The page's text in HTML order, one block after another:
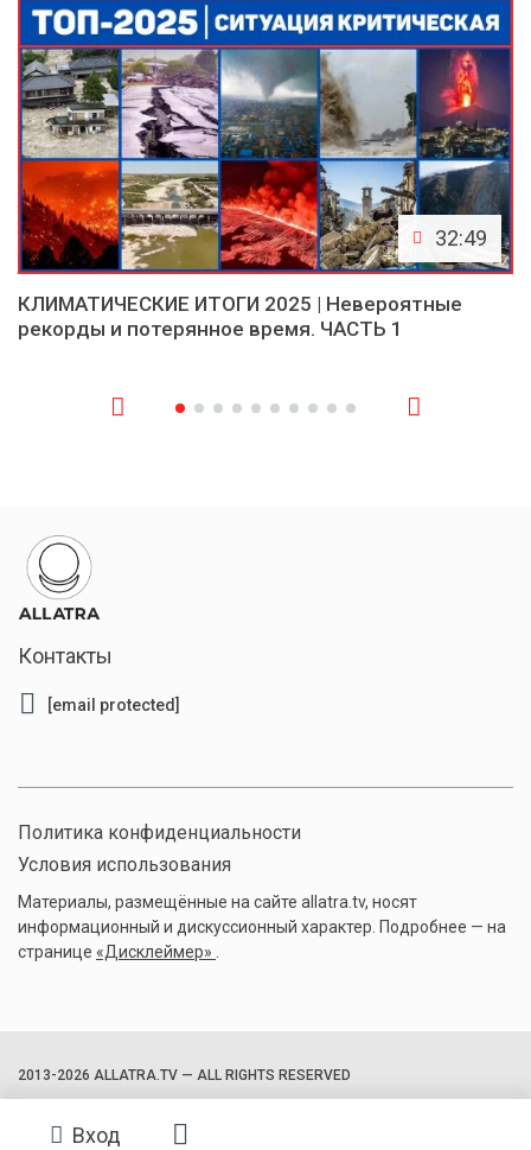
32:49
КЛИМАТИЧЕСКИЕ ИТОГИ 2025 | Невероятные
рекорды и потерянное время. ЧАСТЬ 1
Контакты
[email protected]
Политика конфиденциальности
Условия использования
Материалы, размещённые на сайте allatra.tv, носят
информационный и дискуссионный характер. Подробнее — на
странице «Дисклеймер»
2013-2026 ALLATRA.TV — ALL RIGHTS RESERVED
Вход